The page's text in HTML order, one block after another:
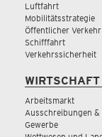
Luftfahrt
Mobilitätsstrategie
Öffentlicher Verkehr
Schifffahrt
Verkehrssicherheit
Arbeitsmarkt
Ausschreibungen &
Gewerbe